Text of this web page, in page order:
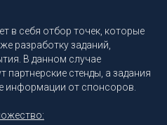
в себя отбор точек, которые
разработку заданий,
В данном случае
стенды, а задания
информации от спонсоров.